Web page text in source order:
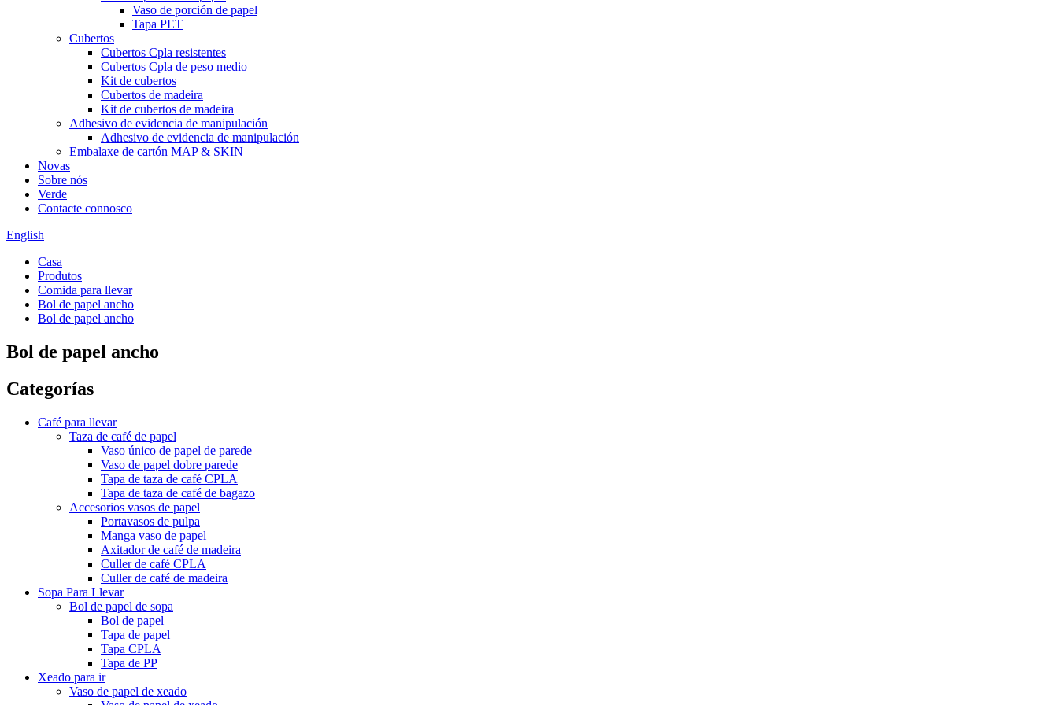
Vaso de porción de papel
Tapa PET
Cubertos
Cubertos Cpla resistentes
Cubertos Cpla de peso medio
Kit de cubertos
Cubertos de madeira
Kit de cubertos de madeira
Adhesivo de evidencia de manipulación
Adhesivo de evidencia de manipulación
Embalaxe de cartón MAP & SKIN
Novas
Sobre nós
Verde
Contacte connosco
English
Casa
Produtos
Comida para llevar
Bol de papel ancho
Bol de papel ancho
Bol de papel ancho
Categorías
Café para llevar
Taza de café de papel
Vaso único de papel de parede
Vaso de papel dobre parede
Tapa de taza de café CPLA
Tapa de taza de café de bagazo
Accesorios vasos de papel
Portavasos de pulpa
Manga vaso de papel
Axitador de café de madeira
Culler de café CPLA
Culler de café de madeira
Sopa Para Llevar
Bol de papel de sopa
Bol de papel
Tapa de papel
Tapa CPLA
Tapa de PP
Xeado para ir
Vaso de papel de xeado